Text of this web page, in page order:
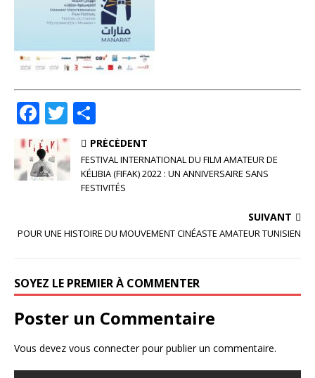
F
a
c
e
o
T
w
it
te
ar
ta
g
r
PRÉCÉDENT
FESTIVAL INTERNATIONAL DU FILM AMATEUR DE
KÉLIBIA (FIFAK) 2022 : UN ANNIVERSAIRE SANS
FESTIVITÉS
SUIVANT
POUR UNE HISTOIRE DU MOUVEMENT CINÉASTE AMATEUR TUNISIEN
SOYEZ LE PREMIER À COMMENTER
Poster un Commentaire
Vous devez vous connecterpour publier un commentaire.